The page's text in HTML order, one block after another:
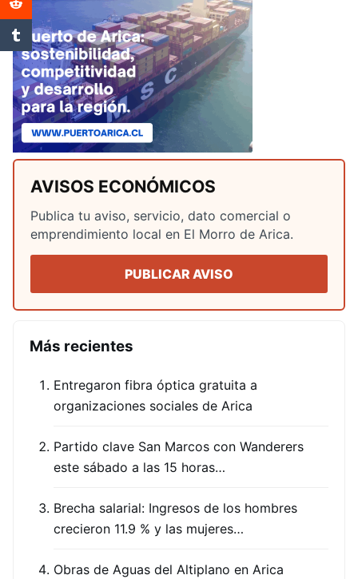
AVISOS ECONÓMICOS
Publica tu aviso, servicio, dato comercial o
emprendimiento local en El Morro de Arica.
PUBLICAR AVISO
Más recientes
Entregaron fibra óptica gratuita a
organizaciones sociales de Arica
Partido clave San Marcos con Wanderers
este sábado a las 15 horas…
Brecha salarial: Ingresos de los hombres
crecieron 11.9 % y las mujeres…
Obras de Aguas del Altiplano en Arica